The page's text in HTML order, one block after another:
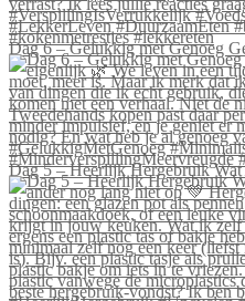
Dag 6 – Gelukkig met Genoeg
Dag 5 – Heerlijk Hergebruik Wat